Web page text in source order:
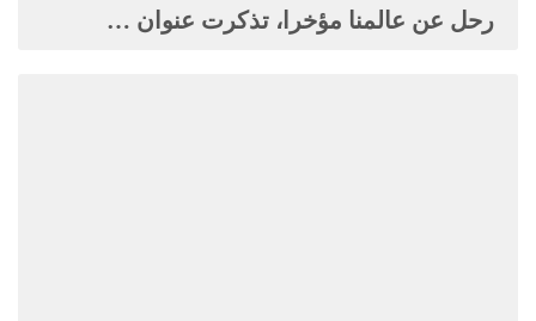
رحل عن عالمنا مؤخرا، تذكرت عنوان …